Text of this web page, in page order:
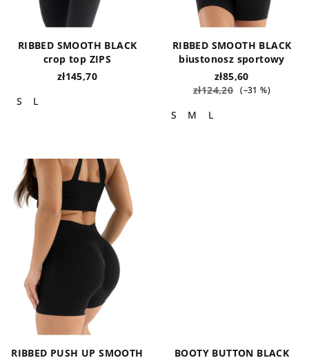
RIBBED SMOOTH BLACK
crop top ZIPS
zł145,70
S
L
RIBBED SMOOTH BLACK
biustonosz sportowy
zł85,60
zł124,20 (–31 %)
S M L
RIBBED PUSH UP SMOOTH
BOOTY BUTTON BLACK